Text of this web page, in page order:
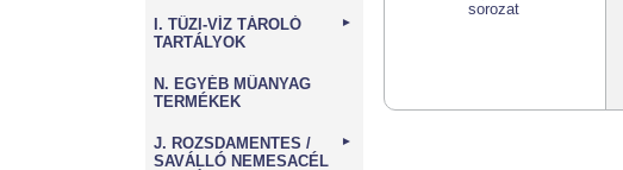
I. TŰZI-VÍZ TÁROLÓ
TARTÁLYOK
►
N. EGYÉB MŰANYAG
TERMÉKEK
J. ROZSDAMENTES /
SAVÁLLÓ NEMESACÉL
►